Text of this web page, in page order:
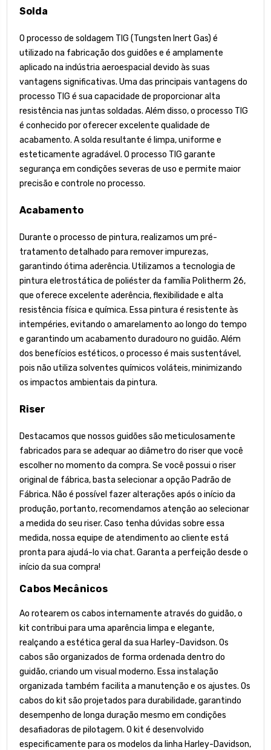
Solda
O processo de soldagem TIG (Tungsten Inert Gas) é
utilizado na fabricação dos guidões e é amplamente
aplicado na indústria aeroespacial devido às suas
vantagens significativas. Uma das principais vantagens do
processo TIG é sua capacidade de proporcionar alta
resistência nas juntas soldadas. Além disso, o processo TIG
é conhecido por oferecer excelente qualidade de
acabamento. A solda resultante é limpa, uniforme e
esteticamente agradável. O processo TIG garante
segurança em condições severas de uso e permite maior
precisão e controle no processo.
Acabamento
Durante o processo de pintura, realizamos um pré-
tratamento detalhado para remover impurezas,
garantindo ótima aderência. Utilizamos a tecnologia de
pintura eletrostática de poliéster da família Politherm 26,
que oferece excelente aderência, flexibilidade e alta
resistência física e química. Essa pintura é resistente às
intempéries, evitando o amarelamento ao longo do tempo
e garantindo um acabamento duradouro no guidão. Além
dos benefícios estéticos, o processo é mais sustentável,
pois não utiliza solventes químicos voláteis, minimizando
os impactos ambientais da pintura.
Riser
Destacamos que nossos guidões são meticulosamente
fabricados para se adequar ao diâmetro do riser que você
escolher no momento da compra. Se você possui o riser
original de fábrica, basta selecionar a opção Padrão de
Fábrica. Não é possível fazer alterações após o início da
produção, portanto, recomendamos atenção ao selecionar
a medida do seu riser. Caso tenha dúvidas sobre essa
medida, nossa equipe de atendimento ao cliente está
pronta para ajudá-lo via chat. Garanta a perfeição desde o
início da sua compra!
Cabos Mecânicos
Ao rotearem os cabos internamente através do guidão, o
kit contribui para uma aparência limpa e elegante,
realçando a estética geral da sua Harley-Davidson. Os
cabos são organizados de forma ordenada dentro do
guidão, criando um visual moderno. Essa instalação
organizada também facilita a manutenção e os ajustes. Os
cabos do kit são projetados para durabilidade, garantindo
desempenho de longa duração mesmo em condições
desafiadoras de pilotagem. O kit é desenvolvido
especificamente para os modelos da linha Harley-Davidson,